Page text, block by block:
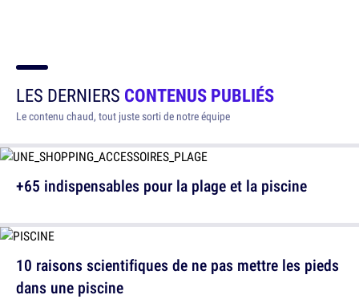
LES DERNIERS CONTENUS PUBLIÉS
Le contenu chaud, tout juste sorti de notre équipe
+65 indispensables pour la plage et la piscine
10 raisons scientifiques de ne pas mettre les pieds
dans une piscine